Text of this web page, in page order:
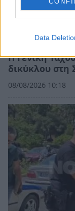
Data
Η Γενική
δικύκλου στη
08/08/2026 10:18